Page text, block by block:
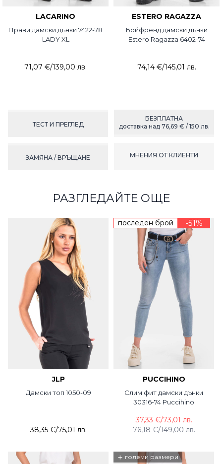
LACARINO
Прави дамски дънки 7422-78
LADY XL
71,07 €/139,00 лв.
ESTERO RAGAZZA
Бойфренд дамски дънки
Estero Ragazza 6402-74
74,14 €/145,01 лв.
ТЕСТ И ПРЕГЛЕД
БЕЗПЛАТНА
доставка над 76,69 € / 150 лв.
ЗАМЯНА / ВРЪЩАНЕ МНЕНИЯ ОТ КЛИЕНТИ
РАЗГЛЕДАЙТЕ ОЩЕ
JLP
Дамски топ 1050-09
38,35 €/75,01 лв.
последен брой -51%
PUCCIHINO
Слим фит дамски дънки
30316-74 Puccihino
76,18 €/149,00 лв.
37,33 €/73,01 лв.
+ големи размери